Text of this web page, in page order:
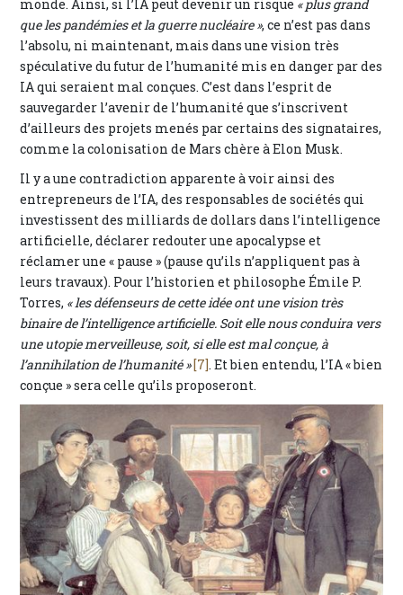
monde. Ainsi, si l’IA peut devenir un risque « plus grand
que les pandémies et la guerre nucléaire », ce n’est pas dans
l’absolu, ni maintenant, mais dans une vision très
spéculative du futur de l’humanité mis en danger par des
IA qui seraient mal conçues. C’est dans l’esprit de
sauvegarder l’avenir de l’humanité que s’inscrivent
d’ailleurs des projets menés par certains des signataires,
comme la colonisation de Mars chère à Elon Musk.
Il y a une contradiction apparente à voir ainsi des
entrepreneurs de l’IA, des responsables de sociétés qui
investissent des milliards de dollars dans l’intelligence
artificielle, déclarer redouter une apocalypse et
réclamer une « pause » (pause qu’ils n’appliquent pas à
leurs travaux). Pour l’historien et philosophe Émile P.
Torres, « les défenseurs de cette idée ont une vision très
binaire de l’intelligence artificielle. Soit elle nous conduira vers
une utopie merveilleuse, soit, si elle est mal conçue, à
l’annihilation de l’humanité »[7]. Et bien entendu, l’IA « bien
conçue » sera celle qu’ils proposeront.